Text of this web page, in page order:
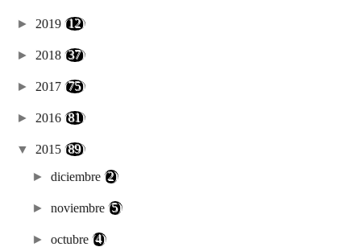
► 2019 (12)
► 2018 (37)
► 2017 (75)
► 2016 (81)
▼ 2015 (89)
►diciembre(2)
►noviembre(5)
►octubre(4)